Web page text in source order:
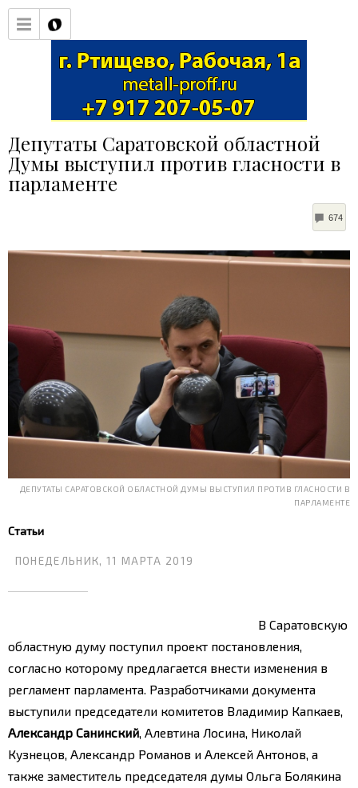
Депутаты Саратовской областной
Думы выступил против гласности в
парламенте
674
ДЕПУТАТЫ САРАТОВСКОЙ ОБЛАСТНОЙ ДУМЫ ВЫСТУПИЛ ПРОТИВ ГЛАСНОСТИ В
ПАРЛАМЕНТЕ
Статьи
ПОНЕДЕЛЬНИК, 11 МАРТА 2019
В Саратовскую
областную думу поступил проект постановления,
согласно которому предлагается внести изменения в
регламент парламента. Разработчиками документа
выступили председатели комитетов Владимир Капкаев,
Александр Санинский, Алевтина Лосина, Николай
Кузнецов, Александр Романов и Алексей Антонов, а
также заместитель председателя думы Ольга Болякина